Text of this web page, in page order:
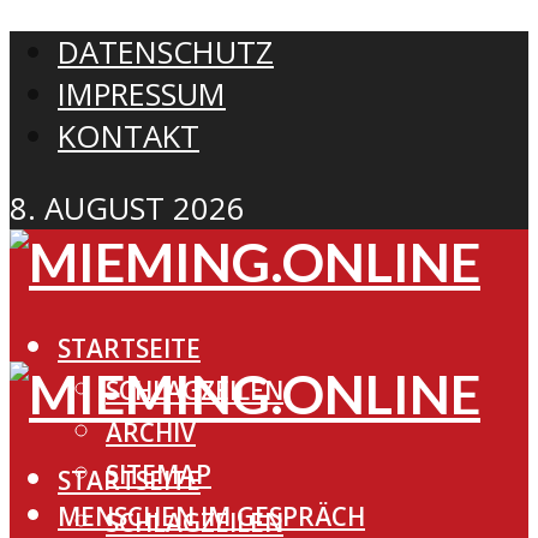
DATENSCHUTZ
IMPRESSUM
KONTAKT
8. AUGUST 2026
STARTSEITE
SCHLAGZEILEN
ARCHIV
SITEMAP
MENSCHEN IM GESPRÄCH
STARTSEITE
SCHLAGZEILEN